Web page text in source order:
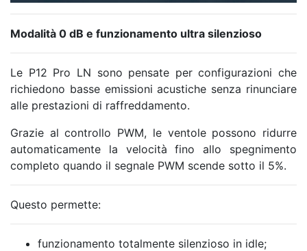
Modalità 0 dB e funzionamento ultra silenzioso
Le P12 Pro LN sono pensate per configurazioni che
richiedono basse emissioni acustiche senza rinunciare
alle prestazioni di raffreddamento.
Grazie al controllo PWM, le ventole possono ridurre
automaticamente la velocità fino allo spegnimento
completo quando il segnale PWM scende sotto il 5%.
Questo permette:
funzionamento totalmente silenzioso in idle;